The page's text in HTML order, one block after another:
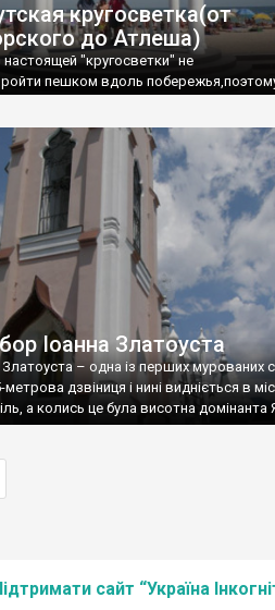
кругосветка(от
до Атлеша)
"кругосветки" не
пешком вдоль
Іоанна Златоуста
– одна із перших мурованих
дзвіниця і нині видніється в
а колись це була висотна домінанта
сайт “Україна